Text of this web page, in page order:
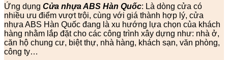
Ứng dụng Cửa nhựa ABS Hàn Quốc: Là dòng cửa có
nhiều ưu điểm vượt trội, cùng với giá thành hợp lý, cửa
nhựa ABS Hàn Quốc đang là xu hướng lựa chọn của khách
hàng nhằm lắp đặt cho các công trình xây dựng như: nhà ở,
căn hộ chung cư, biệt thự, nhà hàng, khách sạn, văn phòng,
công ty…